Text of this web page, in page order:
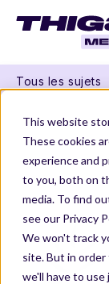
This website
These cookies
experience and
to you, both on
media. To find
see our Privacy
We won't track
site. But in
we'll have to
Tous les sujets
Thiga Media